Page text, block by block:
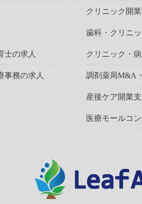
士の求人
事務の求人
クリニック開
歯科・クリニ
クリニック・
調剤薬局M&A
産後ケア開業
医療モールコ